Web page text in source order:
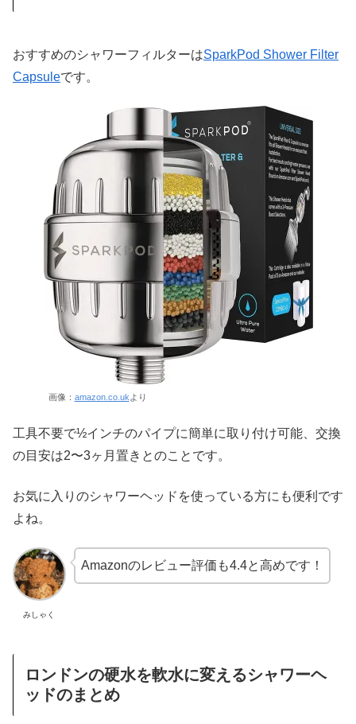
おすすめのシャワーフィルターはSparkPod Shower Filter
Capsuleです。
画像： amazon.co.uk より
工具不要で½インチのパイプに簡単に取り付け可能、交換
の目安は2〜3ヶ月置きとのことです。
お気に入りのシャワーヘッドを使っている方にも便利です
よね。
みしゃく
Amazonのレビュー評価も4.4と高めです！
ロンドンの硬水を軟水に変えるシャワーヘ
ッドのまとめ